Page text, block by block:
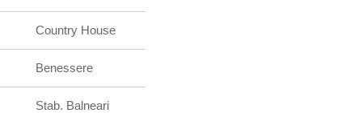
Country House
Benessere
Stab. Balneari